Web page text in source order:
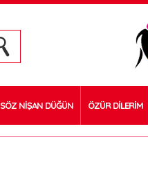
SÖZ NİŞAN DÜĞÜN ÖZÜR DİLERİM